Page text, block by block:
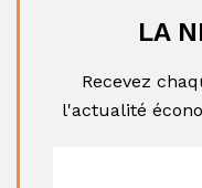
LA
Recevez
l'actualité